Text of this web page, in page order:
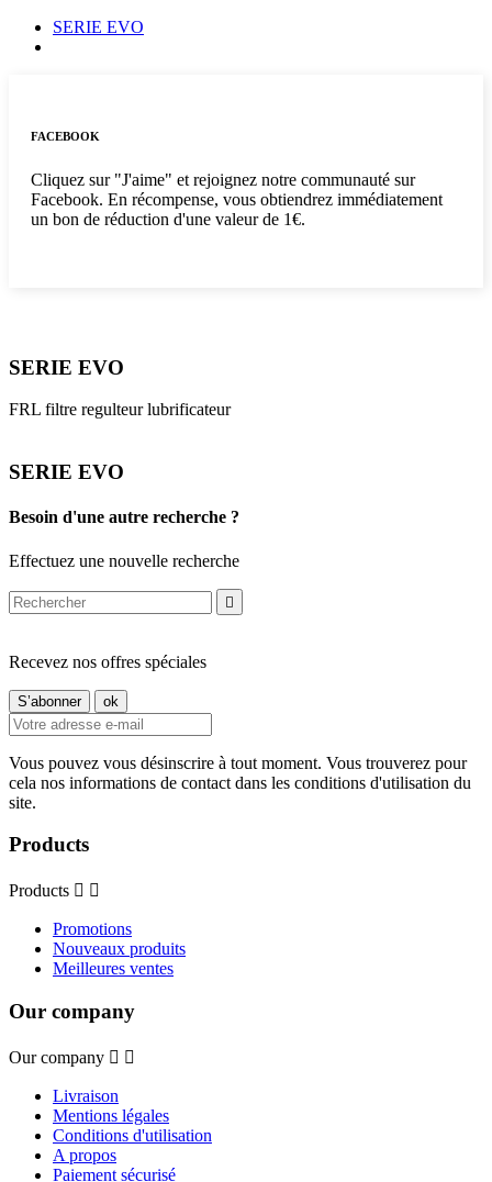
SERIE EVO
FACEBOOK
Cliquez sur "J'aime" et rejoignez notre communauté sur
Facebook. En récompense, vous obtiendrez immédiatement
un bon de réduction d'une valeur de 1€.
SERIE EVO
FRL filtre regulteur lubrificateur
SERIE EVO
Besoin d'une autre recherche ?
Effectuez une nouvelle recherche

Recevez nos offres spéciales
Vous pouvez vous désinscrire à tout moment. Vous trouverez pour
cela nos informations de contact dans les conditions d'utilisation du
site.
Products
Products  
Promotions
Nouveaux produits
Meilleures ventes
Our company
Our company  
Livraison
Mentions légales
Conditions d'utilisation
A propos
Paiement sécurisé